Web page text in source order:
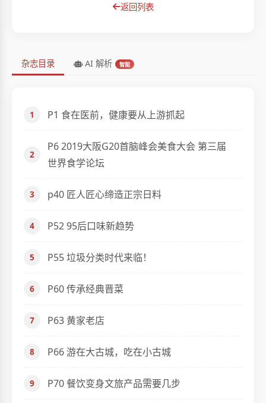
返回列表
杂志目录 AI 解析 智能
P1 食在医前，健康要从上游抓起
P6 2019大阪G20首脑峰会美食大会 第三届
世界食学论坛
p40 匠人匠心缔造正宗日料
P52 95后口味新趋势
P55 垃圾分类时代来临！
P60 传承经典晋菜
P63 黄家老店
P66 游在大古城，吃在小古城
P70 餐饮变身文旅产品需要几步